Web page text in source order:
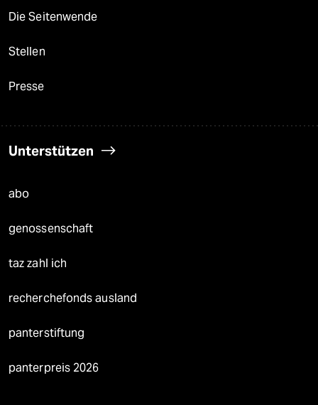
Die Seitenwende
Stellen
Presse
Unterstützen
abo
genossenschaft
taz zahl ich
recherchefonds ausland
panterstiftung
panterpreis 2026